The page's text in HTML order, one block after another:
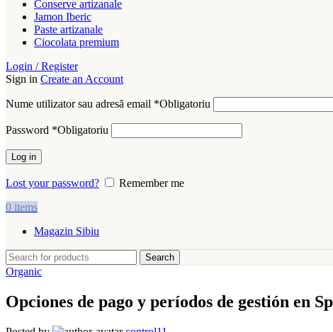
Conserve artizanale
Jamon Iberic
Paste artizanale
Ciocolata premium
Login / Register
Sign in Create an Account
Nume utilizator sau adresă email *Obligatoriu
Password *Obligatoriu
Log in
Lost your password?
Remember me
0 items
Magazin Sibiu
Search
Organic
Opciones de pago y períodos de gestión en